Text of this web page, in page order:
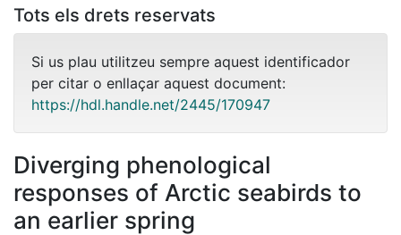
Tots els drets reservats
Si us plau utilitzeu sempre aquest identificador
per citar o enllaçar aquest document:
https://hdl.handle.net/2445/170947
Diverging phenological
responses of Arctic seabirds to
an earlier spring